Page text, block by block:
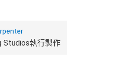
Studios執行製作